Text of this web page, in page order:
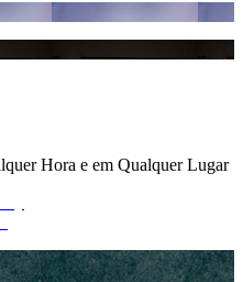
Hora e em Qualquer Lugar